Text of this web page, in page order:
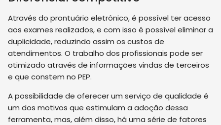
Através do prontuário eletrônico, é possível ter acesso
aos exames realizados, e com isso é possível eliminar a
duplicidade, reduzindo assim os custos de
atendimentos. O trabalho dos profissionais pode ser
otimizado através de informações vindas de terceiros
e que constem no PEP.
A possibilidade de oferecer um serviço de qualidade é
um dos motivos que estimulam a adoção dessa
ferramenta, mas, além disso, há uma série de fatores